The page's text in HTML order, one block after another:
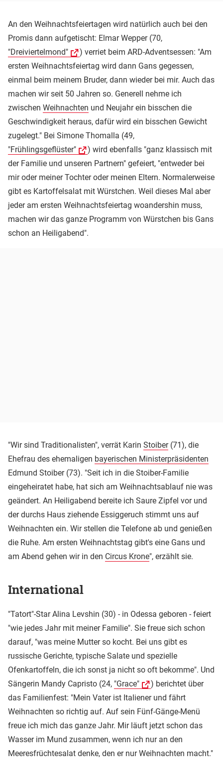
An den Weihnachtsfeiertagen wird natürlich auch bei den
Promis dann aufgetischt: Elmar Wepper (70,
"Dreiviertelmond"
) verriet beim ARD-Adventsessen: "Am
ersten Weihnachtsfeiertag wird dann Gans gegessen,
einmal beim meinem Bruder, dann wieder bei mir. Auch das
machen wir seit 50 Jahren so. Generell nehme ich
zwischen Weihnachten und Neujahr ein bisschen die
Geschwindigkeit heraus, dafür wird ein bisschen Gewicht
zugelegt." Bei Simone Thomalla (49,
"Frühlingsgeflüster"
) wird ebenfalls "ganz klassisch mit
der Familie und unseren Partnern" gefeiert, "entweder bei
mir oder meiner Tochter oder meinen Eltern. Normalerweise
gibt es Kartoffelsalat mit Würstchen. Weil dieses Mal aber
jeder am ersten Weihnachtsfeiertag woandershin muss,
machen wir das ganze Programm von Würstchen bis Gans
schon an Heiligabend".
"Wir sind Traditionalisten", verrät Karin Stoiber(71), die
Ehefrau des ehemaligen bayerischen Ministerpräsidenten
Edmund Stoiber (73). "Seit ich in die Stoiber-Familie
eingeheiratet habe, hat sich am Weihnachtsablauf nie was
geändert. An Heiligabend bereite ich Saure Zipfel vor und
der durchs Haus ziehende Essiggeruch stimmt uns auf
Weihnachten ein. Wir stellen die Telefone ab und genießen
die Ruhe. Am ersten Weihnachtstag gibt's eine Gans und
am Abend gehen wir in den Circus Krone", erzählt sie.
International
"Tatort"-Star Alina Levshin (30) - in Odessa geboren - feiert
"wie jedes Jahr mit meiner Familie". Sie freue sich schon
darauf, "was meine Mutter so kocht. Bei uns gibt es
russische Gerichte, typische Salate und spezielle
Ofenkartoffeln, die ich sonst ja nicht so oft bekomme". Und
Sängerin Mandy Capristo (24, "Grace"
) berichtet über
das Familienfest: "Mein Vater ist Italiener und fährt
Weihnachten so richtig auf. Auf sein Fünf-Gänge-Menü
freue ich mich das ganze Jahr. Mir läuft jetzt schon das
Wasser im Mund zusammen, wenn ich nur an den
Meeresfrüchtesalat denke, den er nur Weihnachten macht."